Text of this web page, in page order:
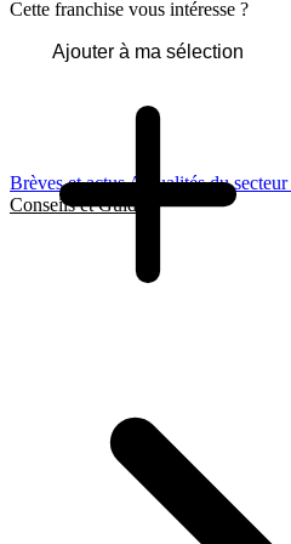
Brèves et actusActualités du secteur
Conseils et Guides
Cette franchise vous intéresse ?
Ajouter à ma sélection